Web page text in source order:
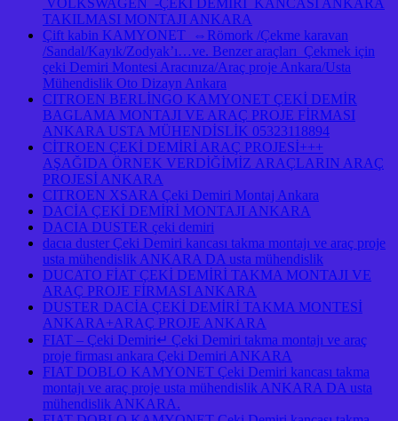
VOLKSWAGEN -ÇEKİ DEMİRİ KANCASI ANKARA
TAKILMASI MONTAJI ANKARA
Çift kabin KAMYONET ⇔Römork /Çekme karavan
/Sandal/Kayık/Zodyak’ı…ve. Benzer araçları Çekmek için
çeki Demiri Montesi Aracınıza/Araç proje Ankara/Usta
Mühendislik Oto Dizayn Ankara
CITROEN BERLİNGO KAMYONET ÇEKİ DEMİR
BAGLAMA MONTAJI VE ARAÇ PROJE FİRMASI
ANKARA USTA MÜHENDİSLİK 05323118894
CİTROEN ÇEKİ DEMİRİ ARAÇ PROJESİ+++
AŞAĞIDA ÖRNEK VERDİĞİMİZ ARAÇLARIN ARAÇ
PROJESİ ANKARA
CITROEN XSARA Çeki Demiri Montaj Ankara
DACİA ÇEKİ DEMİRİ MONTAJI ANKARA
DACIA DUSTER çeki demiri
dacıa duster Çeki Demiri kancası takma montajı ve araç proje
usta mühendislik ANKARA DA usta mühendislik
DUCATO FİAT ÇEKİ DEMİRİ TAKMA MONTAJI VE
ARAÇ PROJE FİRMASI ANKARA
DUSTER DACİA ÇEKİ DEMİRİ TAKMA MONTESİ
ANKARA+ARAÇ PROJE ANKARA
FIAT – Çeki Demiri↵ Çeki Demiri takma montajı ve araç
proje firması ankara Çeki Demiri ANKARA
FIAT DOBLO KAMYONET Çeki Demiri kancası takma
montajı ve araç proje usta mühendislik ANKARA DA usta
mühendislik ANKARA.